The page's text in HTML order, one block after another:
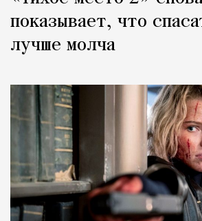
показывает, что
лучше молча